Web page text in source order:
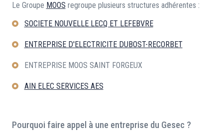
Le Groupe MOOS regroupe plusieurs structures adhérentes :
SOCIETE NOUVELLE LECQ ET LEFEBVRE
ENTREPRISE D'ELECTRICITE DUBOST-RECORBET
ENTREPRISE MOOS SAINT FORGEUX
AIN ELEC SERVICES AES
Pourquoi faire appel à une entreprise du Gesec ?